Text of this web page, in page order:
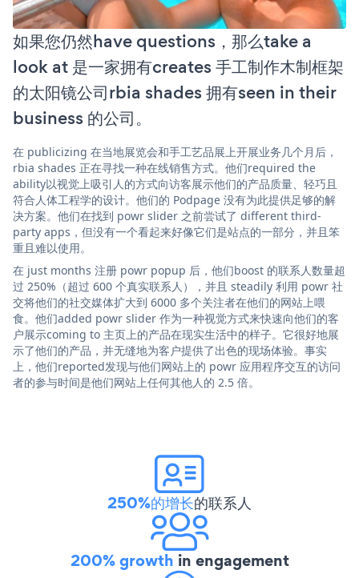
如果您仍然have questions，那么take a
look at 是一家拥有creates 手工制作木制框架
的太阳镜公司rbia shades 拥有seen in their
business 的公司。
在 publicizing 在当地展览会和手工艺品展上开展业务几个月后，
rbia shades 正在寻找一种在线销售方式。他们required the
ability以视觉上吸引人的方式向访客展示他们的产品质量、轻巧且
符合人体工程学的设计。他们的 Podpage 没有为此提供足够的解
决方案。他们在找到 powr slider 之前尝试了 different third-
party apps，但没有一个看起来好像它们是站点的一部分，并且笨
重且难以使用。
在 just months 注册 powr popup 后，他们boost 的联系人数量超
过 250%（超过 600 个真实联系人），并且 steadily 利用 powr 社
交将他们的社交媒体扩大到 6000 多个关注者在他们的网站上喂
食。他们added powr slider 作为一种视觉方式来快速向他们的客
户展示coming to 主页上的产品在现实生活中的样子。它很好地展
示了他们的产品，并无缝地为客户提供了出色的现场体验。事实
上，他们reported发现与他们网站上的 powr 应用程序交互的访问
者的参与时间是他们网站上任何其他人的 2.5 倍。
250%的增长的联系人
200% growth in engagement